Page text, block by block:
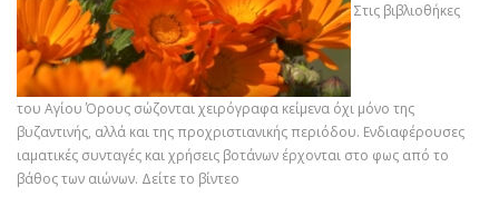
Στις βιβλιοθήκες
του Αγίου Όρους σώζονται χειρόγραφα κείμενα όχι μόνο της
βυζαντινής, αλλά και της προχριστιανικής περιόδου. Ενδιαφέρουσες
ιαματικές συνταγές και χρήσεις βοτάνων έρχονται στο φως από το
βάθος των αιώνων. Δείτε το βίντεο